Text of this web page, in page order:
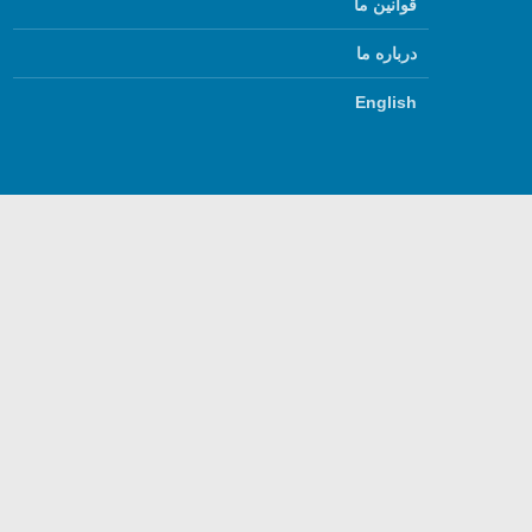
قوانین ما
درباره ما
English